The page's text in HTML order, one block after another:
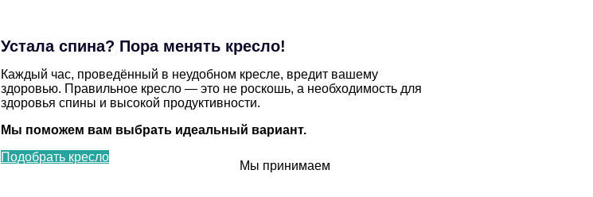
Устала спина? Пора менять кресло!
Каждый час, проведённый в неудобном кресле, вредит вашему
здоровью. Правильное кресло — это не роскошь, а необходимость для
здоровья спины и высокой продуктивности.
Мы поможем вам выбрать идеальный вариант.
Подобрать кресло
Мы принимаем